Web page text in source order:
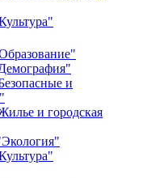
и
и городская